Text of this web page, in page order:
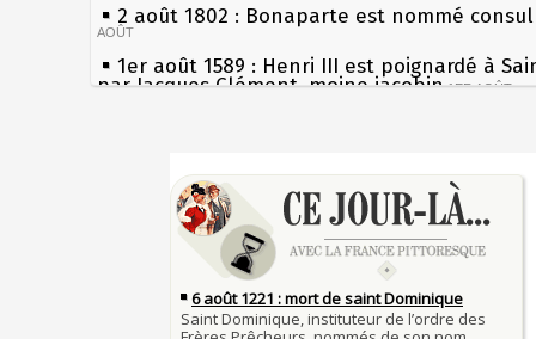
2 août 1802 : Bonaparte est nommé
AOÛT
1er août 1589 : Henri III est poignardé à
par Jacques Clément, moine jacobin 1ER AOÛT
Chocolat Poulain 30 JUILLET
29 juillet 1881 : loi sur la liberté de la
28 juillet 1794 : supplice de Robespierre
partie de ses complices 28 JUILLET
27 juillet 1214 : bataille de Bouvines et
Français sur l'empereur Otton IV allié des
les siècles
27 mai 1610 : supplice de François
du roi Henri IV
Pierre qui roule n'amasse pas mousse
Qui aime bien châtie bien
Tout vient à point à qui sait attendre
François II (né le 19 janvier 1544, mort le 5